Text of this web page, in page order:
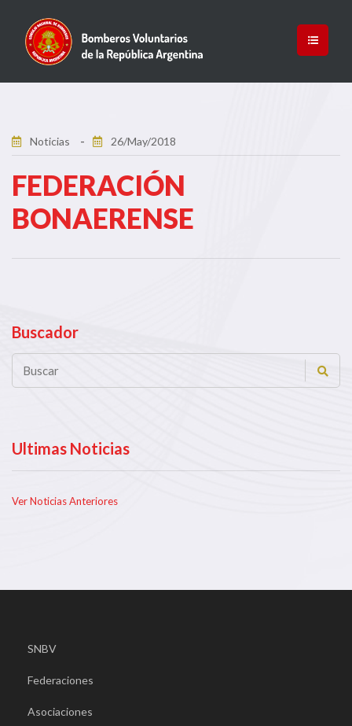
Noticias 26/May/2018
FEDERACIÓN
BONAERENSE
Buscador
Ultimas Noticias
Ver Noticias Anteriores
SNBV
Federaciones
Asociaciones